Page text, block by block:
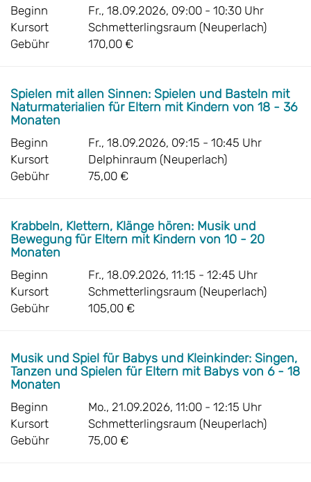
Beginn
Fr., 18.09.2026, 09:00 - 10:30 Uhr
Kursort
Schmetterlingsraum (Neuperlach)
Gebühr
170,00 €
Spielen mit allen Sinnen: Spielen und Basteln mit
Naturmaterialien für Eltern mit Kindern von 18 - 36
Monaten
Beginn
Fr., 18.09.2026, 09:15 - 10:45 Uhr
Kursort
Delphinraum (Neuperlach)
Gebühr
75,00 €
Krabbeln, Klettern, Klänge hören: Musik und
Bewegung für Eltern mit Kindern von 10 - 20
Monaten
Beginn
Fr., 18.09.2026, 11:15 - 12:45 Uhr
Kursort
Schmetterlingsraum (Neuperlach)
Gebühr
105,00 €
Musik und Spiel für Babys und Kleinkinder: Singen,
Tanzen und Spielen für Eltern mit Babys von 6 - 18
Monaten
Beginn
Mo., 21.09.2026, 11:00 - 12:15 Uhr
Kursort
Schmetterlingsraum (Neuperlach)
Gebühr
75,00 €